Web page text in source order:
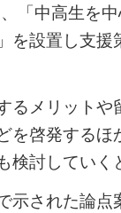
「中高生を
を設置し支援
るメリットや
を啓発する
検討していく
示された論点